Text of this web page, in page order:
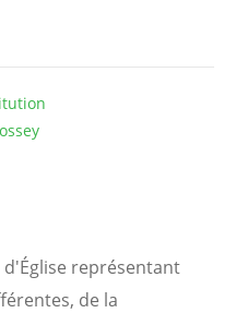
d'Église représentant
de la